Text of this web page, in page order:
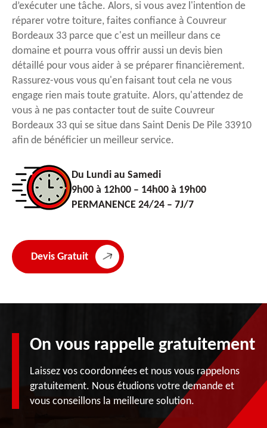
d’exécuter une tâche. Alors, si vous avez l'intention de
réparer votre toiture, faites confiance à Couvreur
Bordeaux 33 parce que c'est un meilleur dans ce
domaine et pourra vous offrir aussi un devis bien
détaillé pour vous aider à se préparer financièrement.
Rassurez-vous vous qu'en faisant tout cela ne vous
engage rien mais toute gratuite. Alors, qu'attendez de
vous à ne pas contacter tout de suite Couvreur
Bordeaux 33 qui se situe dans Saint Denis De Pile 33910
afin de bénéficier un meilleur service.
Du Lundi au Samedi
9h00 à 12h00 – 14h00 à 19h00
PERMANENCE 24/24 – 7J/7
Devis Gratuit
On vous rappelle gratuitement
Laissez vos coordonnées et nous vous rappelons
gratuitement. Nous étudions votre demande et
vous conseillons la meilleure solution.